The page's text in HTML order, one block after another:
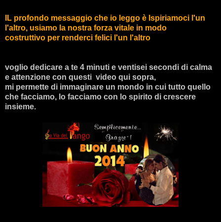
IL profondo messaggio che io leggo è Ispiriamoci l'un
l'altro, usiamo la nostra forza vitale in modo
costruttivo per renderci felici l'un l'altro
voglio dedicare a te 4 minuti e ventisei secondi di calma
e attenzione con questi video qui sopra,
mi permette di immaginare un mondo in cui tutto quello
che facciamo, lo facciamo con lo spirito di crescere
insieme.